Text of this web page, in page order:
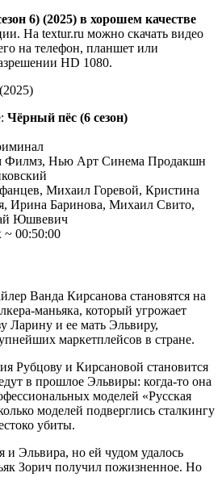
6) (2025) в хорошем качестве
На textur.ru можно скачать видео
на телефон, планшет или
HD 1080.
Чёрный пёс (6 сезон)
Филмз, Нью Арт Синема Продакшн
Михаил Горевой, Кристина
Ирина Баринова, Михаил Свито,
Юшвевич
~ 00:50:00
Ванда Кирсанова становятся на
маньяка, который угрожает
Ларину и ее мать Эльвиру,
маркетплейсов в стране.
Рубцову и Кирсановой становится
в прошлое Эльвиры: когда-то она
моделей «Русская
моделей подверглись сталкингу
убиты.
и Эльвира, но ей чудом удалось
Зорич получил пожизненное. Но